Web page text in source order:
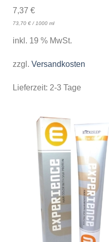
7,37 €
73,70 €/ 1000 ml
inkl. 19 % MwSt.
zzgl. Versandkosten
Lieferzeit: 2-3 Tage